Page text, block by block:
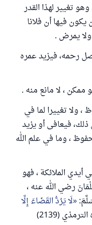
تغيير لهذا القدر
فيها أن فلانا
يمرض .
رحمه، فيزيد عمره
ممكن ، لا مانع منه .
ولا تغييرا لما في
ذلك، فيعافى أو يزيد
، وما في علم الله
الملائكة ، فهو
رضي الله عنه ،
لَا يَرُدُّ القَضَاءَ إِلَّا
رواه الترمذي (2139)